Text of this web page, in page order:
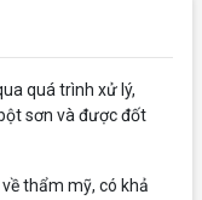
quá trình xử lý,
sơn và được đốt
thẩm mỹ, có khả